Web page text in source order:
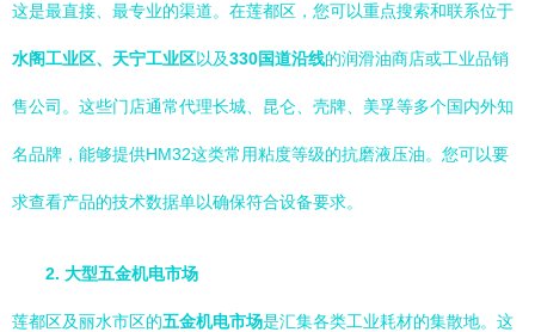
这是最直接、最专业的渠道。在莲都区，您可以重点搜索和联系位于
水阁工业区、天宁工业区以及330国道沿线的润滑油商店或工业品销
售公司。这些门店通常代理长城、昆仑、壳牌、美孚等多个国内外知
名品牌，能够提供HM32这类常用粘度等级的抗磨液压油。您可以要
求查看产品的技术数据单以确保符合设备要求。
2. 大型五金机电市场
莲都区及丽水市区的五金机电市场是汇集各类工业耗材的集散地。这